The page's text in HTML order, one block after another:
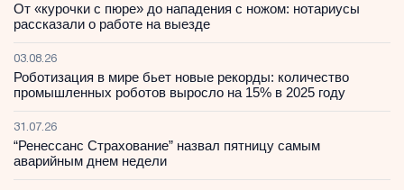
От «курочки с пюре» до нападения с ножом: нотариусы
рассказали о работе на выезде
03.08.26
Роботизация в мире бьет новые рекорды: количество
промышленных роботов выросло на 15% в 2025 году
31.07.26
“Ренессанс Страхование” назвал пятницу самым
аварийным днем недели